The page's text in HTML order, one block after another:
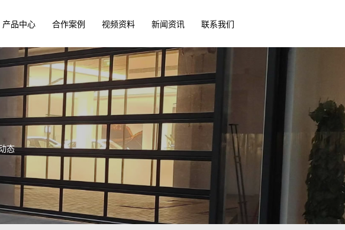
产品中心 合作案例 视频资料 新闻资讯 联系我们
态